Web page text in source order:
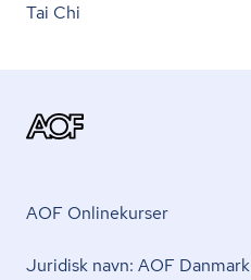
Tai Chi
AOF Onlinekurser
Juridisk navn: AOF Danmark